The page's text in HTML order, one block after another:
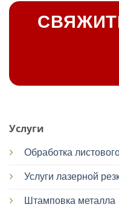
Услуги
Обработка
Услуги лазерной
Штамповка металла